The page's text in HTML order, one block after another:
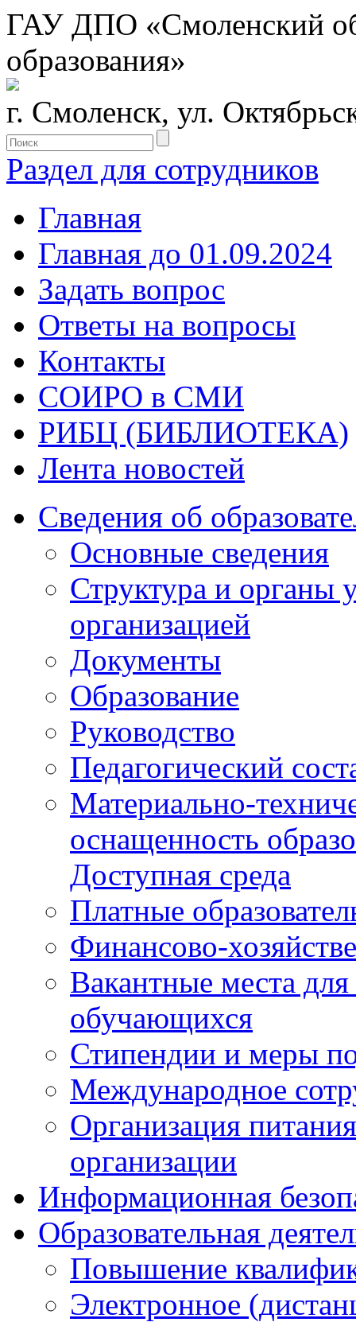
ГАУ ДПО «Смоленский
образования»
г. Смоленск, ул.
Раздел для сотрудников
Главная
Главная до 01.09.2024
Задать вопрос
Ответы на вопросы
Контакты
СОИРО в СМИ
РИБЦ (БИБЛИОТЕКА)
Лента новостей
Сведения об
Основные сведения
Структура и органы
организацией
Документы
Образование
Руководство
Педагогический
Материально-
оснащенность
Доступная среда
Платные
Финансово-
Вакантные места
обучающихся
Стипендии и меры
Международное
Организация
организации
Информационная
Образовательная
Повышение
Электронное